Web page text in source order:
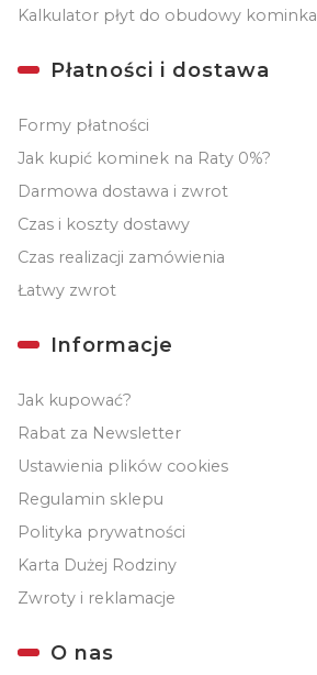
Kalkulator płyt do obudowy kominka
Płatności i dostawa
Formy płatności
Jak kupić kominek na Raty 0%?
Darmowa dostawa i zwrot
Czas i koszty dostawy
Czas realizacji zamówienia
Łatwy zwrot
Informacje
Jak kupować?
Rabat za Newsletter
Ustawienia plików cookies
Regulamin sklepu
Polityka prywatności
Karta Dużej Rodziny
Zwroty i reklamacje
O nas